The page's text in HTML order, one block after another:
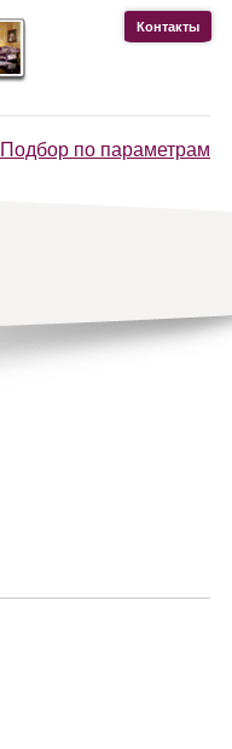
Подбор по параметрам
Контакты